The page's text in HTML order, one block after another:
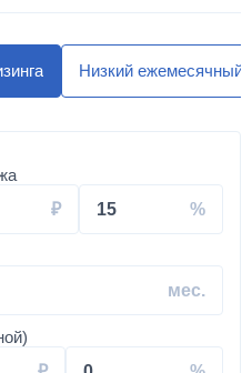
с высокой крышей
системы подкачки колес и
Низкий ежемесячный
15